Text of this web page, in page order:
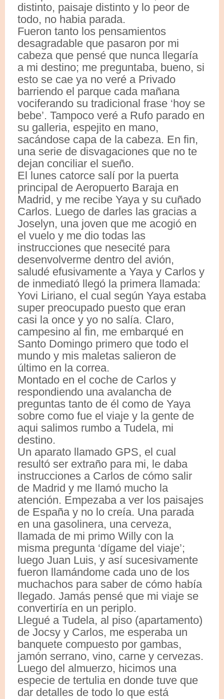
distinto, paisaje distinto y lo peor de
todo, no habia parada.
Fueron tanto los pensamientos
desagradable que pasaron por mi
cabeza que pensé que nunca llegaría
a mi destino; me preguntaba, bueno, si
esto se cae ya no veré a Privado
barriendo el parque cada mañana
vociferando su tradicional frase ‘hoy se
bebe’. Tampoco veré a Rufo parado en
su galleria, espejito en mano,
sacándose capa de la cabeza. En fin,
una serie de disvagaciones que no te
dejan conciliar el sueño.
El lunes catorce salí por la puerta
principal de Aeropuerto Baraja en
Madrid, y me recibe Yaya y su cuñado
Carlos. Luego de darles las gracias a
Joselyn, una joven que me acogió en
el vuelo y me dio todas las
instrucciones que nesecité para
desenvolverme dentro del avión,
saludé efusivamente a Yaya y Carlos y
de inmediató llegó la primera llamada:
Yovi Liriano, el cual según Yaya estaba
super preocupado puesto que eran
casi la once y yo no salía. Claro,
campesino al fin, me embarqué en
Santo Domingo primero que todo el
mundo y mis maletas salieron de
último en la correa.
Montado en el coche de Carlos y
respondiendo una avalancha de
preguntas tanto de él como de Yaya
sobre como fue el viaje y la gente de
aqui salimos rumbo a Tudela, mi
destino.
Un aparato llamado GPS, el cual
resultó ser extraño para mi, le daba
instrucciones a Carlos de cómo salir
de Madrid y me llamó mucho la
atención. Empezaba a ver los paisajes
de España y no lo creía. Una parada
en una gasolinera, una cerveza,
llamada de mi primo Willy con la
misma pregunta ‘dígame del viaje’;
luego Juan Luis, y así sucesivamente
fueron llamándome cada uno de los
muchachos para saber de cómo había
llegado. Jamás pensé que mi viaje se
convertiría en un periplo.
Llegué a Tudela, al piso (apartamento)
de Jocsy y Carlos, me esperaba un
banquete compuesto por gambas,
jamón serrano, vino, carne y cervezas.
Luego del almuerzo, hicimos una
especie de tertulia en donde tuve que
dar detalles de todo lo que está